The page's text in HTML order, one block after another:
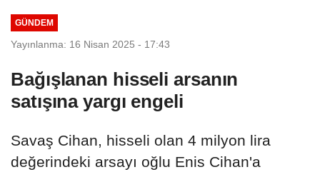
GÜNDEM
Yayınlanma: 16 Nisan 2025 - 17:43
Bağışlanan hisseli arsanın
satışına yargı engeli
Savaş Cihan, hisseli olan 4 milyon lira
değerindeki arsayı oğlu Enis Cihan'a